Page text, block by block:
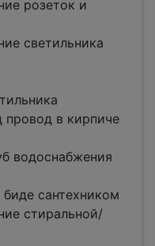
розеток и
светильника
в кирпиче
водоснабжения
биде сантехником
стиральной/